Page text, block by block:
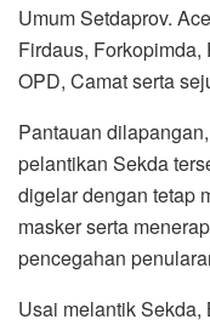
Umum Setdaprov.
Firdaus,
OPD, Camat serta
Pantauan
pelantikan Sekda
digelar dengan tetap
masker serta
pencegahan
Usai melantik